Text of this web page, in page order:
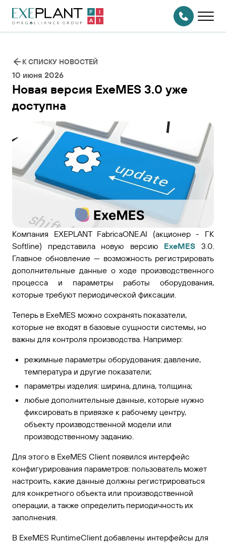
На главную
страницу
СВЯЗАТЬСЯ
С НАМИ
10 июня 2026
Новая версия ExeMES 3.0 уже
доступна
Компания EXEPLANT FabricaONE.AI (акционер - ГК
Softline) представила новую версию ExeMES 3.0.
Главное обновление — возможность регистрировать
дополнительные данные о ходе производственного
процесса и параметры работы оборудования,
которые требуют периодической фиксации.
Теперь в ExeMES можно сохранять показатели,
которые не входят в базовые сущности системы, но
важны для контроля производства. Например:
режимные параметры оборудования: давление,
температура и другие показатели;
параметры изделия: ширина, длина, толщина;
любые дополнительные данные, которые нужно
фиксировать в привязке к рабочему центру,
объекту производственной модели или
производственному заданию.
Для этого в ExeMES Client появился интерфейс
конфигурирования параметров: пользователь может
настроить, какие данные должны регистрироваться
для конкретного объекта или производственной
операции, а также определить периодичность их
заполнения.
В ExeMES RuntimeClient добавлены интерфейсы для
К СПИСКУ НОВОСТЕЙ